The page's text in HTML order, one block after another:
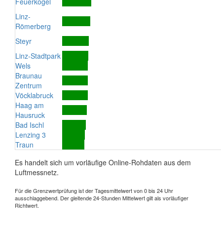
Linz-
Römerberg
Steyr
Linz-Stadtpark
Wels
Braunau
Zentrum
Vöcklabruck
Haag am
Hausruck
Bad Ischl
Lenzing 3
Traun
Es handelt sich um vorläufige Online-Rohdaten aus dem
Luftmessnetz.
Für die Grenzwertprüfung ist der Tagesmittelwert von 0 bis 24 Uhr
ausschlaggebend. Der gleitende 24-Stunden Mittelwert gilt als vorläufiger
Richtwert.